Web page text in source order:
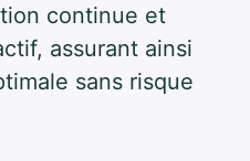
continue et
assurant ainsi
sans risque